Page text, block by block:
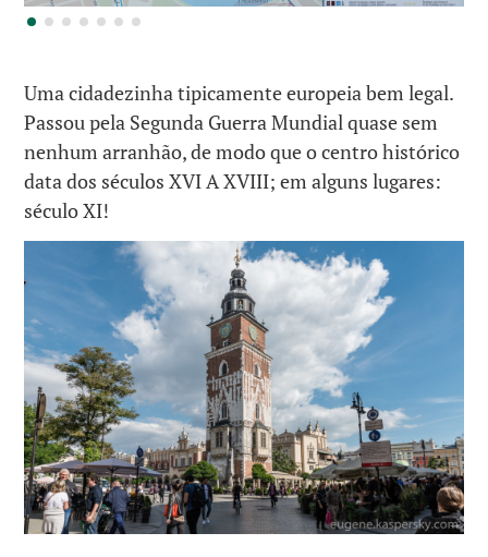
Uma cidadezinha tipicamente europeia bem legal.
Passou pela Segunda Guerra Mundial quase sem
nenhum arranhão, de modo que o centro histórico
data dos séculos XVI A XVIII; em alguns lugares:
século XI!